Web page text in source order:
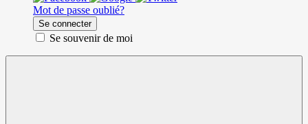
Mot de passe oublié?
Se connecter
Se souvenir de moi